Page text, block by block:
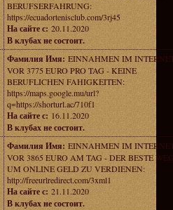
BERUFSERFAHRUNG:
https://ecuadortenisclub.com/3rj45
На сайте с: 20.11.2020
В клубах не состоит.
Фамилия Имя: EINNAHMEN IM
VOR 3775 EURO PRO TAG - KEINE
BERUFLICHEN FAHIGKEITEN:
https://maps.google.mu/url?
q=https://shorturl.ac/710f1
На сайте с: 16.11.2020
В клубах не состоит.
Фамилия Имя: EINNAHMEN IM
VOR 3865 EURO AM TAG - DER BESTE WEG,
UM ONLINE GELD ZU VERDIENEN:
http://freeurlredirect.com/3xml1
На сайте с: 21.11.2020
В клубах не состоит.